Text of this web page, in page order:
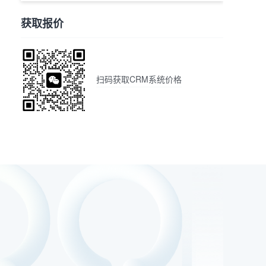
获取报价
扫码获取CRM系统价格